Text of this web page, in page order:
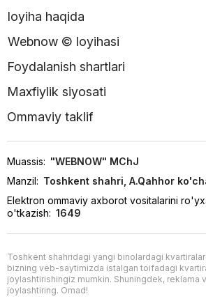
loyiha haqida
Webnow © loyihasi
Foydalanish shartlari
Maxfiylik siyosati
Ommaviy taklif
Muassis: "WEBNOW" MChJ
Manzil: Toshkent shahri, A.Qahhor
Elektron ommaviy axborot vositalarini
o'tkazish: 1649
Toshkent shahridagi yangi binolardagi
bizning veb-saytimizda istalgan toifadagi
joylashtirishingiz mumkin. Shuningdek, reklama
joylashtiring. Omad!